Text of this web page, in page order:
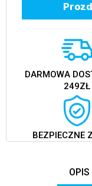
DARMOWA
249ZŁ
BEZPIECZNE
OPIS